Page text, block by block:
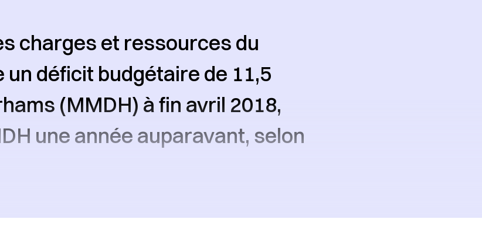
charges et ressources du
un déficit budgétaire de 11,5
(MMDH) à fin avril 2018,
une année auparavant, selon